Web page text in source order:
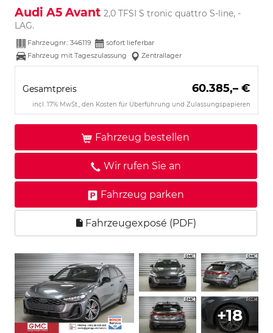
Audi A5 Avant 2,0 TFSI S tronic quattro S-line, -
LAG.
Fahrzeugnr.: 346119
sofort lieferbar
Fahrzeug mit Tageszulassung
Zentrallager
Gesamtpreis 60.385,– €
incl. 17% MwSt., den Kosten für Überführung und Zulassungspapieren
Fahrzeug bestellen
Wir rufen Sie an
Fahrzeug parken
Fahrzeugexposé (PDF)
+18